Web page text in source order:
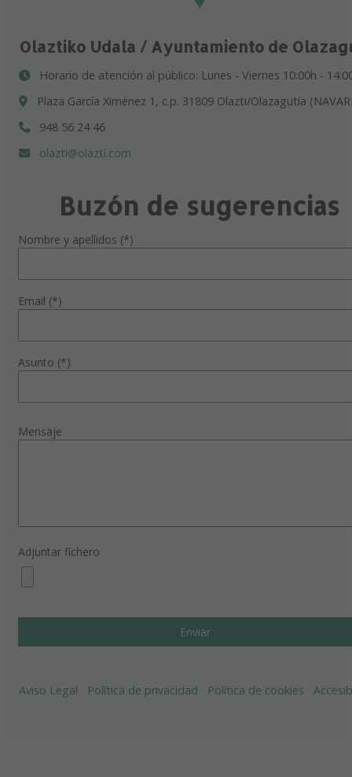
Olaztiko Udala / Ayuntamiento de
Horario de atención al público: Lunes - Viernes 10:00h -
Plaza García Ximénez 1, c.p. 31809 Olazti/Olazagutía
948 56 24 46
olazti@olazti.com
Buzón de sugerencias
Nombre y apellidos (*)
Email (*)
Asunto (*)
Mensaje
Adjuntar fichero
Aviso Legal Política de privacidad Política de cookies